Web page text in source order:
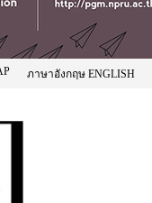
ภาษาอังกฤษ ENGLISH